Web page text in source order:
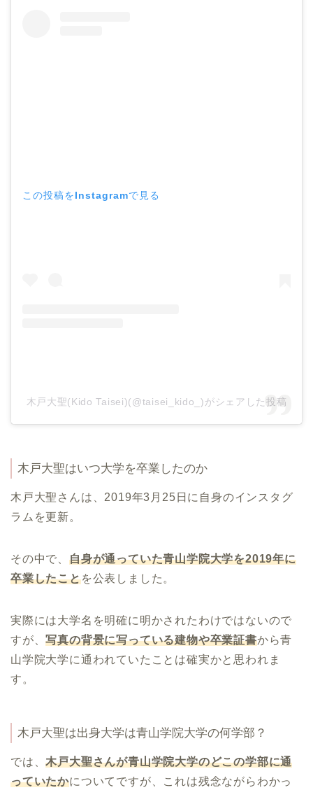
この投稿をInstagramで見る
木戸大聖(Kido Taisei)(@taisei_kido_)がシェアした投稿
木戸大聖はいつ大学を卒業したのか
木戸大聖さんは、 2019年3月25日に自身のインスタグ
ラムを更新。
その中で、 自身が通っていた青山学院大学を2019年に
卒業したことを公表しました。
実際には大学名を明確に明かされたわけではないので
すが、写真の背景に写っている建物や卒業証書から青
山学院大学に通われていたことは確実かと思われま
す。
木戸大聖は出身大学は青山学院大学の何学部？
では、木戸大聖さんが青山学院大学のどこの学部に通
っていたかについてですが、これは残念ながらわかっ